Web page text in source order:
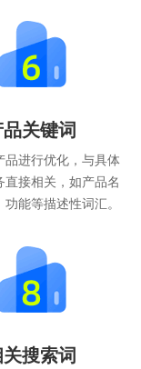
关键词
品进行优化，与具体
直接相关，如产品名
能等描述性词汇。
搜索词